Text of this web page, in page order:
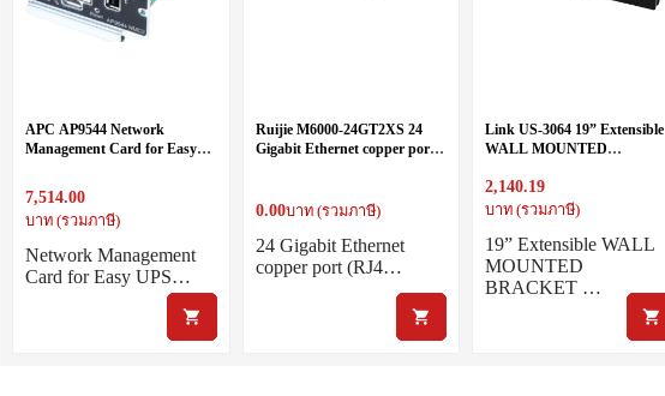
APC AP9544 Network
Management Card for Easy
7,514.00
บาท (รวมภาษี)
Network Management
Card for Easy UPS…
Ruijie M6000-24GT2XS 24
Gigabit Ethernet copper port
0.00บาท (รวมภาษี)
24 Gigabit Ethernet
copper port (RJ4…
Link US-3064 19” Extensible
WALL MOUNTED
2,140.19
บาท (รวมภาษี)
19” Extensible WALL
MOUNTED
BRACKET …